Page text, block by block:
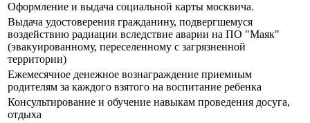
Оформление и выдача социальной карты москвича.
Выдача удостоверения гражданину, подвергшемуся
воздействию радиации вследствие аварии на ПО "Маяк"
(эвакуированному, переселенному с загрязненной
территории)
Ежемесячное денежное вознаграждение приемным
родителям за каждого взятого на воспитание ребенка
Консультирование и обучение навыкам проведения досуга,
отдыха